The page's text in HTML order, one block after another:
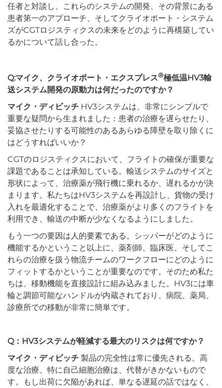
任者と対談し、これらのシステムの開発、その背景にある
患者第一のアプローチ、そしてクライオポート・システム
ズがCGTロジスティクスの未来をどのように再構築してい
るかについて話し合った。
Q:マイク、クライオポート・エクスプレス®極低温HV3輸
送システム開発の原動力は何だったのですか？
マイク・ディビッチ HV3システムは、非常にシンプルで
重要な疑問から生まれました：患者の治療を遅らせたり、
妥協させたりする可能性のあるあらゆる障壁を取り除くに
はどうすればいいか？
CGTのロジスティクスにおいて、フライトの確保が重要な
課題であることは承知している。輸送システムのサイズと
形状によって、治療薬が飛行機に乗れるか、遅れるかが決
まります。私たちはHV3システムを再設計し、貨物の受け
入れを最適化することで、治療薬がより多くのフライトを
利用でき、輸送の中断が少なくなるようにしました。
もう一つの要因は人的要素である。シッパーがどのように
機能するかということ以上に、薬剤師、臨床医、そしてこ
れらの治療を扱う物流チームのワークフローにどのように
フィットするかということが重要なのです。そのため私た
ちは、移動機能を直接設計に組み込みました。HV3には車
輪と調節可能なハンドルが内蔵されており、病院、薬局、
診療所での移動が非常に簡単です。
Q：HV3システムが軽減する最大のリスクは何ですか？
マイク・ディビッチ 製品の完全性は常に優先される。高
度な治療、特に自己細胞治療は、代替がきかないもので
す。もし出荷に欠陥があれば、単なる遅延の話ではなく、